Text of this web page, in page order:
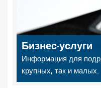
Бизнес-услуги
Информация для
крупных, так и малых.